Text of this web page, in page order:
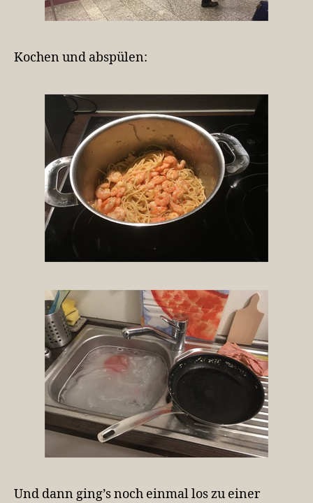
Kochen und abspülen:
Und dann ging’s noch einmal los zu einer